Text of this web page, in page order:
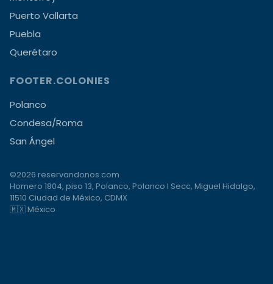
Puerto Vallarta
Puebla
Querétaro
FOOTER.COLONIES
Polanco
Condesa/Roma
San Ángel
©2026 reservandonos.com
Homero 1804, piso 13, Polanco, Polanco I Secc, Miguel Hidalgo,
11510 Ciudad de México, CDMX
🇲🇽 México